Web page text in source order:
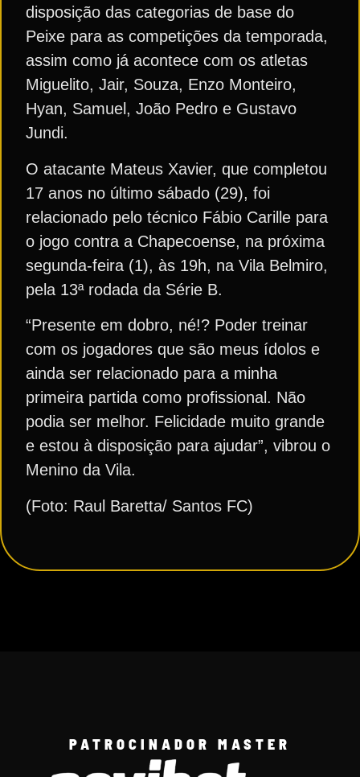
disposição das categorias de base do
Peixe para as competições da temporada,
assim como já acontece com os atletas
Miguelito, Jair, Souza, Enzo Monteiro,
Hyan, Samuel, João Pedro e Gustavo
Jundi.
O atacante Mateus Xavier, que completou
17 anos no último sábado (29), foi
relacionado pelo técnico Fábio Carille para
o jogo contra a Chapecoense, na próxima
segunda-feira (1), às 19h, na Vila Belmiro,
pela 13ª rodada da Série B.
“Presente em dobro, né!? Poder treinar
com os jogadores que são meus ídolos e
ainda ser relacionado para a minha
primeira partida como profissional. Não
podia ser melhor. Felicidade muito grande
e estou à disposição para ajudar”, vibrou o
Menino da Vila.
(Foto: Raul Baretta/ Santos FC)
PATROCINADOR MASTER